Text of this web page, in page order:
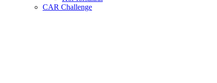
CAR Challenge